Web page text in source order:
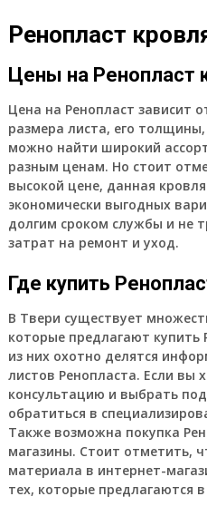
Ренопласт
Цены на Ренопласт
Цена на Ренопласт зависит
размера листа, его
можно найти широкий
разным ценам. Но стоит
высокой цене, данная
экономически выгодных
долгим сроком службы и не
затрат на ремонт и уход.
Где купить
В Твери существует
которые предлагают
из них охотно делятся
листов Ренопласта. Если вы
консультацию и выбрать
обратиться в
Также возможна покупка
магазины. Стоит отметить,
материала в интернет-
тех, которые предлагаются